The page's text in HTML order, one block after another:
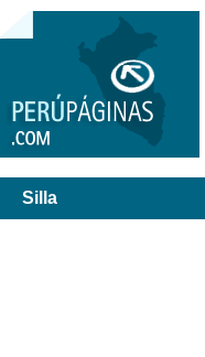
Silla